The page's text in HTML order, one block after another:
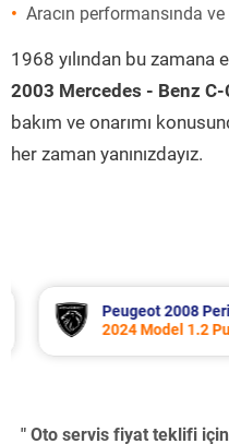
Aracın performansında
1968 yılından bu
2003 Mercedes - Benz
bakım ve onarımı
her zaman yanınızdayız.
Peugeot 2008
2024 Model 1.2
" Oto servis fiyat teklifi için